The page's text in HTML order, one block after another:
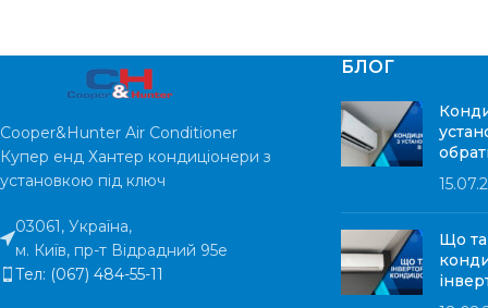
КОЛІР
КОЛІР
Cooper&Hunter Air Conditioner
Купер енд Хантер кондиціонери з
установкою під ключ
03061, Україна,
м. Київ, пр-т Відрадний 95е
Тел: (067) 484-55-11
БЛОГ
Що